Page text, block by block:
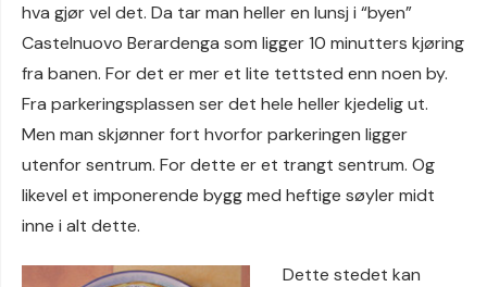
hva gjør vel det. Da tar man heller en lunsj i “byen”
Castelnuovo Berardenga som ligger 10 minutters kjøring
fra banen. For det er mer et lite tettsted enn noen by.
Fra parkeringsplassen ser det hele heller kjedelig ut.
Men man skjønner fort hvorfor parkeringen ligger
utenfor sentrum. For dette er et trangt sentrum. Og
likevel et imponerende bygg med heftige søyler midt
inne i alt dette.
Dette stedet kan